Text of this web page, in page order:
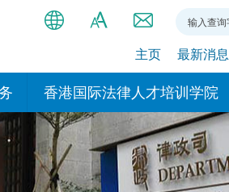
简
EN
Bahasa Indonesia (印尼语)
A
A
主页 最新消息
府机构在香港设立办事
香港国际法律人才培训学院
我们的学院
我们的专家委员会